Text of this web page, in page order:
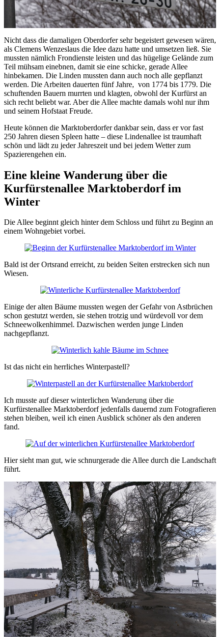
Nicht dass die damaligen Oberdorfer sehr begeistert gewesen wären,
als Clemens Wenzeslaus die Idee dazu hatte und umsetzen ließ. Sie
mussten nämlich Frondienste leisten und das hügelige Gelände zum
Teil mühsam einebnen, damit sie eine schicke, gerade Allee
hinbekamen. Die Linden mussten dann auch noch alle gepflanzt
werden. Die Arbeiten dauerten fünf Jahre, von 1774 bis 1779. Die
schuftenden Bauern murrten und klagten, obwohl der Kurfürst an
sich recht beliebt war. Aber die Allee machte damals wohl nur ihm
und seinem Hofstaat Freude.
Heute können die Marktoberdorfer dankbar sein, dass er vor fast
250 Jahren diesen Spleen hatte – diese Lindenallee ist traumhaft
schön und lädt zu jeder Jahreszeit und bei jedem Wetter zum
Spazierengehen ein.
Eine kleine Wanderung über die
Kurfürstenallee Marktoberdorf im
Winter
Die Allee beginnt gleich hinter dem Schloss und führt zu Beginn an
einem Wohngebiet vorbei.
Bald ist der Ortsrand erreicht, zu beiden Seiten erstrecken sich nun
Wiesen.
Einige der alten Bäume mussten wegen der Gefahr von Astbrüchen
schon gestutzt werden, sie stehen trotzig und würdevoll vor dem
Schneewolkenhimmel. Dazwischen werden junge Linden
nachgepflanzt.
Ist das nicht ein herrliches Winterpastell?
Ich musste auf dieser winterlichen Wanderung über die
Kurfürstenallee Marktoberdorf jedenfalls dauernd zum Fotografieren
stehen bleiben, weil ich einen Ausblick schöner als den anderen
fand.
Hier sieht man gut, wie schnurgerade die Allee durch die Landschaft
führt.